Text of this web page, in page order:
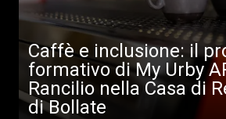
Caffè e inclusione: il
formativo di My Urby
Rancilio nella Casa di
di Bollate